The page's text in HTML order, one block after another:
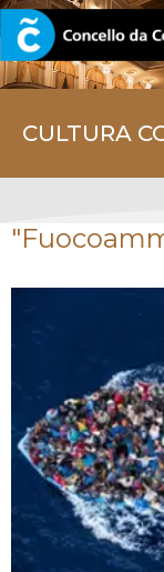
CULTURA
CORUNA.GAL